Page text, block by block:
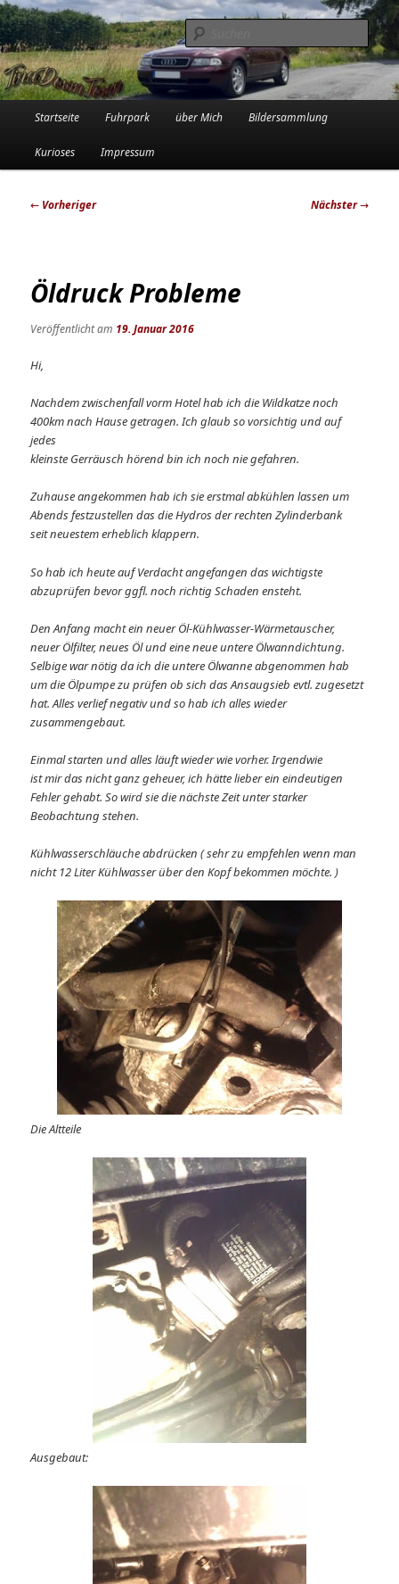
Zum
primären
Inhalt
springenTinadowntown
Die Audi-Schrauberin und ihre Erlebnisse in der Garage
Startseite Fuhrpark über Mich Bildersammlung
Kurioses Impressum
Beitragsnavigation
← Vorheriger Nächster→
Öldruck Probleme
Veröffentlicht am 19. Januar 2016
Hi,
Nachdem zwischenfall vorm Hotel hab ich die Wildkatze noch
400km nach Hause getragen. Ich glaub so vorsichtig und auf
jedes
kleinste Gerräusch hörend bin ich noch nie gefahren.
Zuhause angekommen hab ich sie erstmal abkühlen lassen um
Abends festzustellen das die Hydros der rechten Zylinderbank
seit neuestem erheblich klappern.
So hab ich heute auf Verdacht angefangen das wichtigste
abzuprüfen bevor ggfl. noch richtig Schaden ensteht.
Den Anfang macht ein neuer Öl-Kühlwasser-Wärmetauscher,
neuer Ölfilter, neues Öl und eine neue untere Ölwanndichtung.
Selbige war nötig da ich die untere Ölwanne abgenommen hab
um die Ölpumpe zu prüfen ob sich das Ansaugsieb evtl. zugesetzt
hat. Alles verlief negativ und so hab ich alles wieder
zusammengebaut.
Einmal starten und alles läuft wieder wie vorher. Irgendwie
ist mir das nicht ganz geheuer, ich hätte lieber ein eindeutigen
Fehler gehabt. So wird sie die nächste Zeit unter starker
Beobachtung stehen.
Kühlwasserschläuche abdrücken ( sehr zu empfehlen wenn man
nicht 12 Liter Kühlwasser über den Kopf bekommen möchte. )
Die Altteile
Ausgebaut: